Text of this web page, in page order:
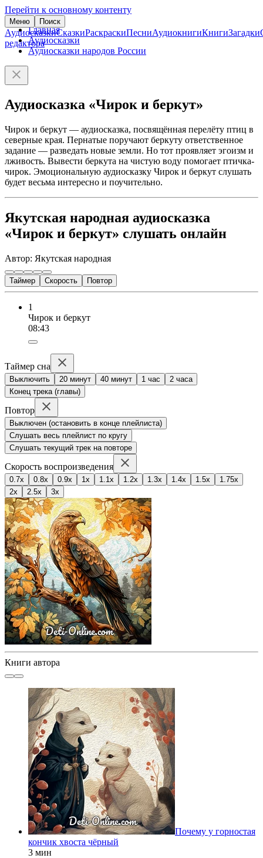
Перейти к основному контенту
Меню Поиск
АудиосказкиСказкиРаскраскиПесниАудиокнигиКнигиЗагадки
редактора
Главная
Аудиосказки
Аудиосказки народов России
Аудиосказка «Чирок и беркут»
Чирок и беркут — аудиосказка, посвящённая перелёту птиц в
северные края. Пернатые поручают беркуту ответственное
задание — разведать новые земли. Но тот проявляет эгоизм и
лживость. Вывести беркута на чистую воду помогает птичка-
чирок. Эмоциональную аудиосказку Чирок и беркут слушать
будет весьма интересно и поучительно.
Якутская народная аудиосказка
«Чирок и беркут» слушать онлайн
Автор: Якутская народная
Таймер Скорость Повтор
1
Чирок и беркут
08:43
Таймер сна
Выключить 20 минут 40 минут 1 час
2 часа
Конец трека (главы)
Повтор
Выключен (остановить в конце плейлиста)
Слушать весь плейлист по кругу
Слушать текущий трек на повторе
Скорость воспроизведения
0.7x 0.8x 0.9x 1x 1.1x 1.2x 1.3x 1.4x 1.5x
1.75x
2x
2.5x 3x
Книги автора
Почему у горностая
кончик хвоста чёрный
3 мин